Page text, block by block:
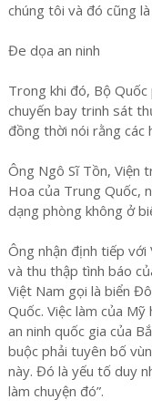
chúng tôi và đó cũng
Đe dọa an ninh
Trong khi đó, Bộ
chuyến bay trinh sát
đồng thời nói rằng các
Ông Ngô Sĩ Tồn, Viện
Hoa của Trung Quốc,
dạng phòng không ở
Ông nhận định tiếp với
và thu thập tình báo
Việt Nam gọi là biển
Quốc. Việc làm của
an ninh quốc gia của
buộc phải tuyên bố
này. Đó là yếu tố duy
làm chuyện đó”.